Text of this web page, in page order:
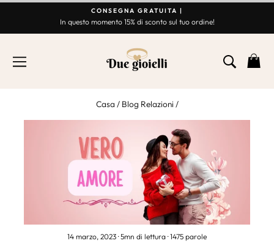
Vai
contenuto
Presentazione
CONSEGNA GRATUITA |
In questo momento 15% di sconto sul tuo ordine!
Casa / Blog Relazioni /
14 marzo, 2023 · 5mn di lettura · 1475 parole